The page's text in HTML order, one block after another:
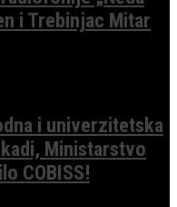
i Trebinjac Mitar
i univerzitetska
Ministarstvo
COBISS!